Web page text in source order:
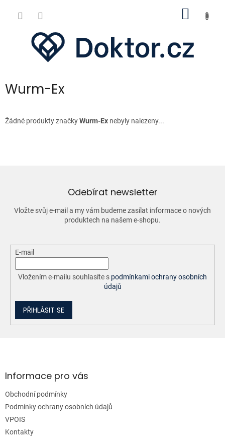
Wurm-Ex
Žádné produkty značkyWurm-Ex nebyly nalezeny...
Odebírat newsletter
Vložte svůj e-mail a my vám budeme zasílat informace o nových
produktech na našem e-shopu.
E-mail
Vložením e-mailu souhlasíte s podmínkami ochrany osobních
údajů
PŘIHLÁSIT SE
aInformace pro vás
Obchodní podmínky
Podmínky ochrany osobních údajů
VPOIS
Kontakty